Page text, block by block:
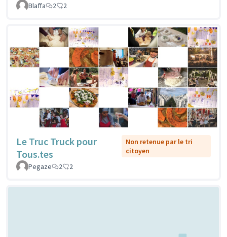
Blaffa
2 2
Le Truc Truck pour
Tous.tes
Non retenue par le tri
citoyen
Pegaze
2 2